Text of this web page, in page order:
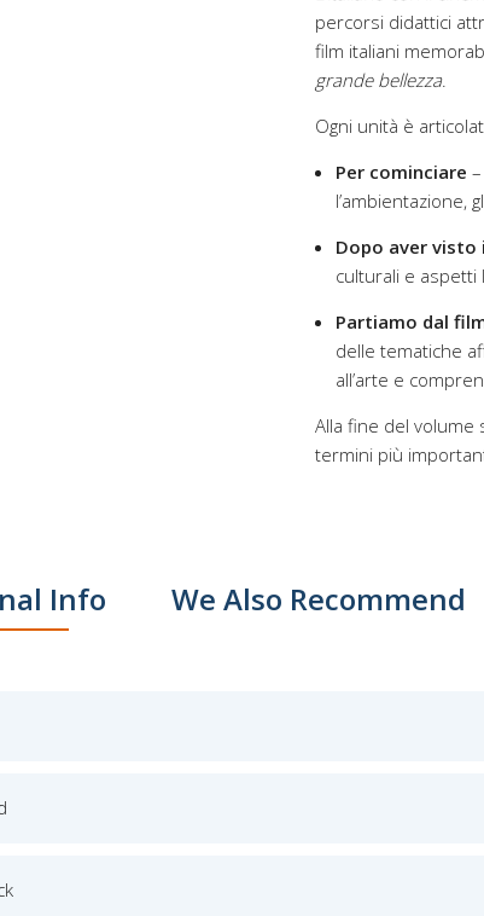
percorsi didattici
film italiani
grande bellezza.
Ogni unità è
Per cominciare
l’ambientazione,
Dopo aver visto
culturali e aspetti
Partiamo dal
delle tematiche
all’arte e
Alla fine del volume
termini più
Info We Also Recommend